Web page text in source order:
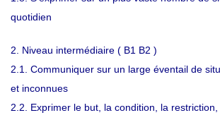
quotidien
2. Niveau intermédiaire ( B1 B2 )
2.1. Communiquer sur un large éventail de
et inconnues
2.2. Exprimer le but, la condition, la restriction,